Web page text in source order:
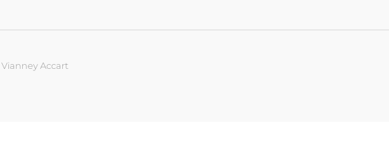
Vianney Accart